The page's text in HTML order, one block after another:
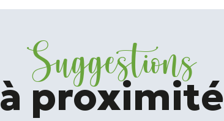
Suggestions
à proximité